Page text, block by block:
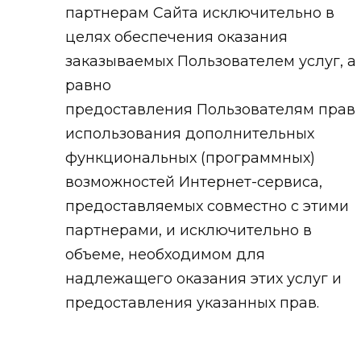
партнерам Сайта исключительно в
целях обеспечения оказания
заказываемых Пользователем услуг, а
равно
предоставления Пользователям прав
использования дополнительных
функциональных (программных)
возможностей Интернет-сервиса,
предоставляемых совместно с этими
партнерами, и исключительно в
объеме, необходимом для
надлежащего оказания этих услуг и
предоставления указанных прав.